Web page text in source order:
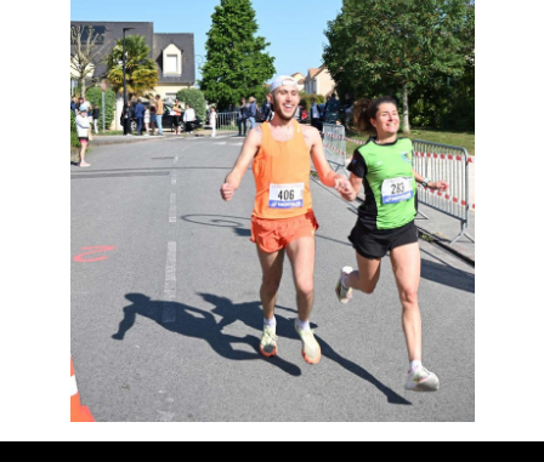
Partenaires
Photos▼